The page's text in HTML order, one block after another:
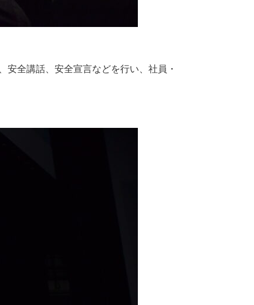
全講話、安全宣言などを行い、社員・